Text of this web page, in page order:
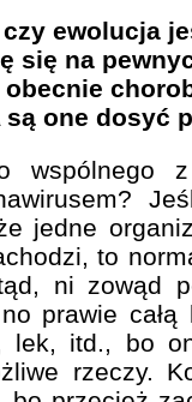
ewolucja
się na
one dosyć
wspólnego
jedne
to
ni zowąd
prawie
lek, itd., bo
rzeczy.